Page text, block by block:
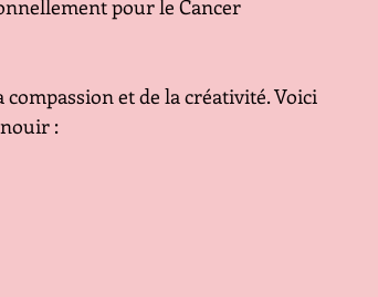
pour le Cancer
et de la créativité. Voici
: